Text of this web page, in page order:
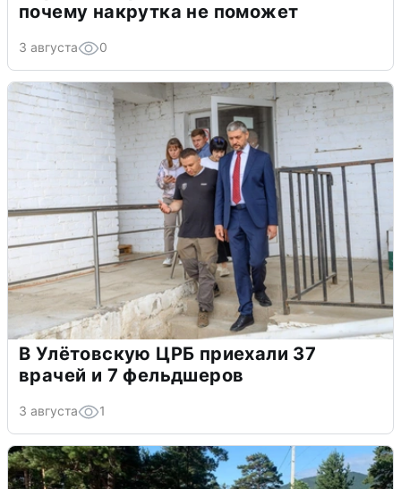
почему накрутка не поможет
3 августа 0
В Улётовскую ЦРБ приехали 37
врачей и 7 фельдшеров
3 августа 1